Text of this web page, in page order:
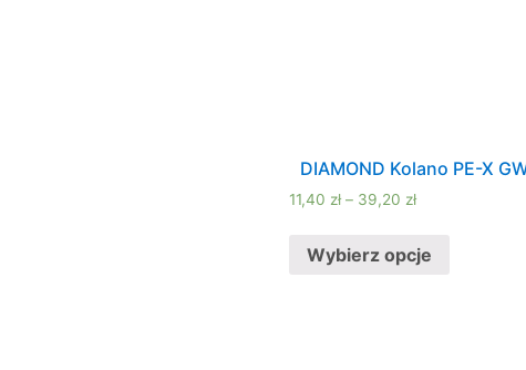
DIAMOND Kolano PE-X
11,40 zł – 39,20 zł
Wybierz opcje